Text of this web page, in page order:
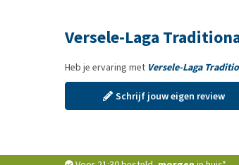
Versele-Laga
Heb je ervaring met Versele-Laga
Schrijf jouw eigen review